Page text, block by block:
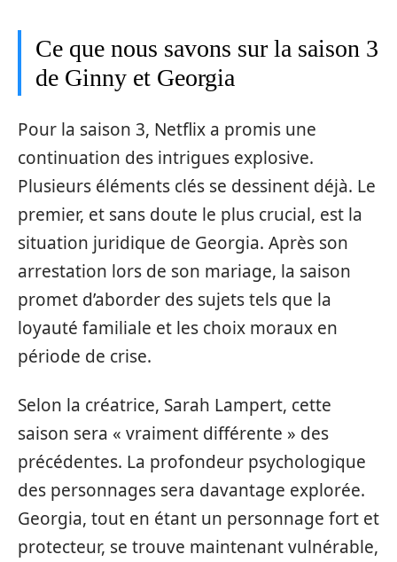
Ce que nous savons sur la saison 3
de Ginny et Georgia
Pour la saison 3, Netflix a promis une
continuation des intrigues explosive.
Plusieurs éléments clés se dessinent déjà. Le
premier, et sans doute le plus crucial, est la
situation juridique de Georgia. Après son
arrestation lors de son mariage, la saison
promet d’aborder des sujets tels que la
loyauté familiale et les choix moraux en
période de crise.
Selon la créatrice, Sarah Lampert, cette
saison sera « vraiment différente » des
précédentes. La profondeur psychologique
des personnages sera davantage explorée.
Georgia, tout en étant un personnage fort et
protecteur, se trouve maintenant vulnérable,